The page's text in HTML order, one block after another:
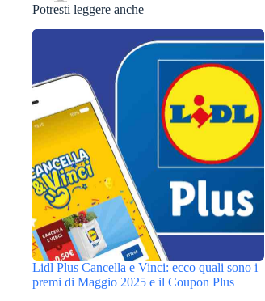
Potresti leggere anche
Lidl Plus Cancella e Vinci: ecco quali sono i
premi di Maggio 2025 e il Coupon Plus